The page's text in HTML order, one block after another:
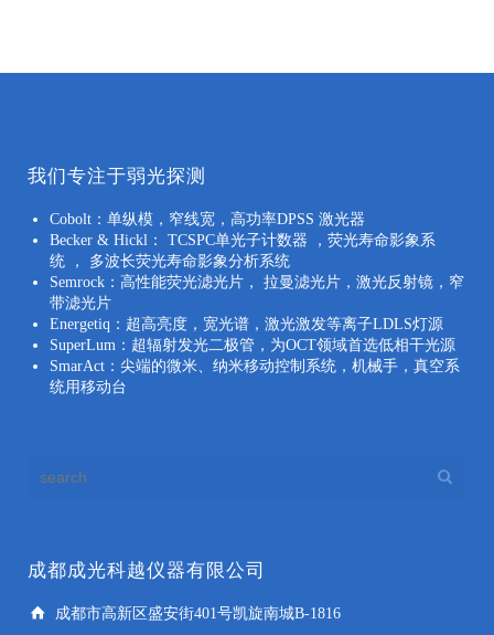
我们专注于弱光探测
Cobolt：单纵模，窄线宽，高功率DPSS 激光器
Becker & Hickl： TCSPC单光子计数器 ，荧光寿命影象系
统 ， 多波长荧光寿命影象分析系统
Semrock：高性能荧光滤光片， 拉曼滤光片，激光反射镜，窄
带滤光片
Energetiq：超高亮度，宽光谱，激光激发等离子LDLS灯源
SuperLum：超辐射发光二极管，为OCT领域首选低相干光源
SmarAct：尖端的微米、纳米移动控制系统，机械手，真空系
统用移动台
成都成光科越仪器有限公司
成都市高新区盛安街401号凯旋南城B-1816